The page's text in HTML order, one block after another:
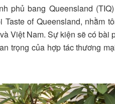
phủ bang Queensland
of Queensland, nhằm
Việt Nam. Sự kiện sẽ có bài
trọng của hợp tác thương